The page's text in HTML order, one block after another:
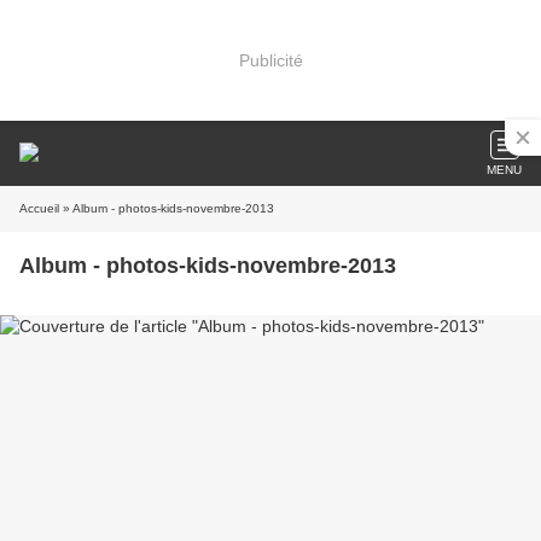
Publicité
MENU
Accueil » Album - photos-kids-novembre-2013
Album - photos-kids-novembre-2013